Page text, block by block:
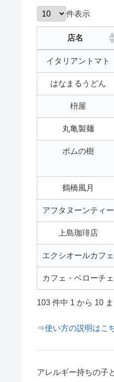
件表示
店名
店名
イタリアントマト
はなまるうどん
枡屋
丸亀製麺
ポムの樹
鶴橋風月
アフタヌーンティー
上島珈琲店
エクシオールカフェ
カフェ・ベローチェ
103 件中 1 から 10
⇒使い方の説明はこ
アレルギー持ちの子